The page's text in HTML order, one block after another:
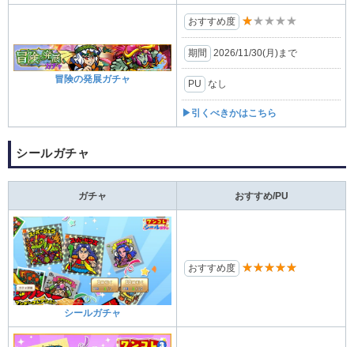
冒険の発展ガチャ
おすすめ度 ★★★★★
期間 2026/11/30(月)まで
PU なし
▶引くべきかはこちら
シールガチャ
ガチャ おすすめ/PU
シールガチャ
おすすめ度 ★★★★★